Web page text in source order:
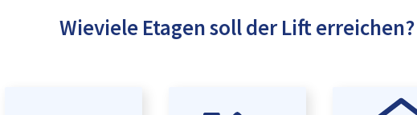
Wieviele Etagen soll der Lift erreichen?